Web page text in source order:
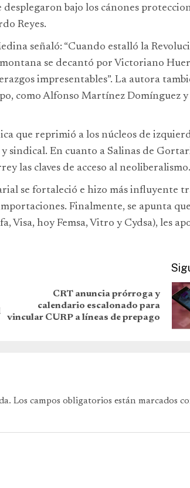
bajo los cánones
Reyes.
señaló: “Cuando estalló la
se decantó por Victoriano
impresentables”. La autora
como Alfonso Martínez Domínguez y
que reprimió a los núcleos de
sindical. En cuanto a Salinas de
las claves de acceso al neoliberalismo.
se fortaleció e hizo más influyente
Finalmente, se apunta
Visa, hoy Femsa, Vitro y Cydsa), les
CRT anuncia prórroga y
calendario escalonado para
vincular CURP a líneas de prepago
Los campos obligatorios están marcados